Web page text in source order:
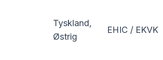
Tyskland,
Østrig
EHIC / EKVK